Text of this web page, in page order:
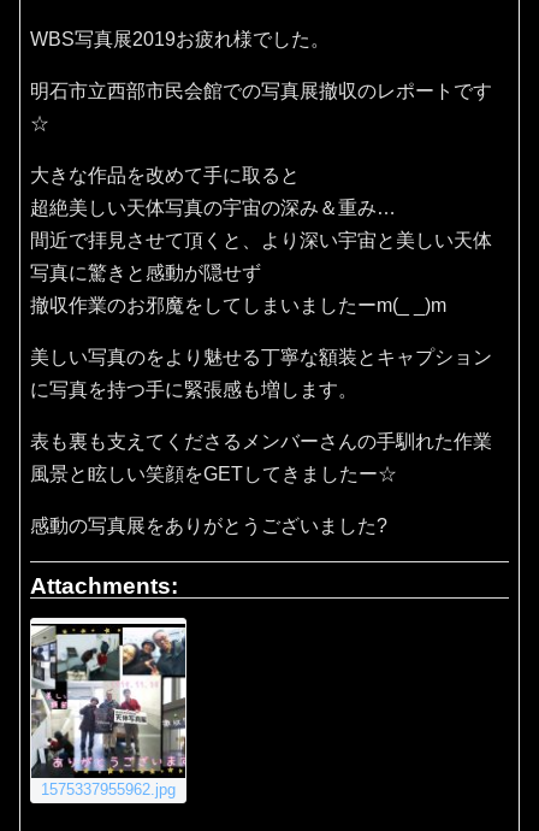
WBS写真展2019お疲れ様でした。
明石市立西部市民会館での写真展撤収のレポートです
☆
大きな作品を改めて手に取ると
超絶美しい天体写真の宇宙の深み＆重み…
間近で拝見させて頂くと、より深い宇宙と美しい天体
写真に驚きと感動が隠せず
撤収作業のお邪魔をしてしまいましたーm(_ _)m
美しい写真のをより魅せる丁寧な額装とキャプション
に写真を持つ手に緊張感も増します。
表も裏も支えてくださるメンバーさんの手馴れた作業
風景と眩しい笑顔をGETしてきましたー☆
感動の写真展をありがとうございました?
Attachments:
1575337955962.jpg